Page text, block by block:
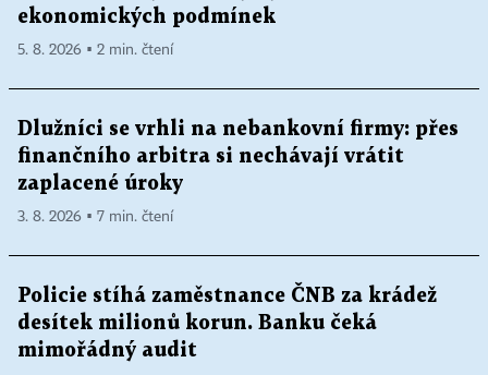
ekonomických podmínek
5. 8. 2026 ▪ 2 min. čtení
Dlužníci se vrhli na nebankovní firmy: přes
finančního arbitra si nechávají vrátit
zaplacené úroky
3. 8. 2026 ▪ 7 min. čtení
Policie stíhá zaměstnance ČNB za krádež
desítek milionů korun. Banku čeká
mimořádný audit